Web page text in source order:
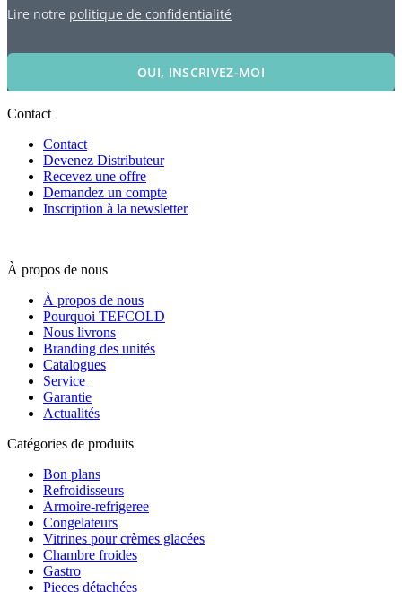
Lire notre politique de confidentialité
OUI, INSCRIVEZ-MOI
Contact
Contact
Devenez Distributeur
Recevez une offre
Demandez un compte
Inscription à la newsletter
À propos de nous
À propos de nous
Pourquoi TEFCOLD
Nous livrons
Branding des unités
Catalogues
Service
Garantie
Actualités
Catégories de produits
Bon plans
Refroidisseurs
Armoire-refrigeree
Congelateurs
Vitrines pour crèmes glacées
Chambre froides
Gastro
Pieces détachées